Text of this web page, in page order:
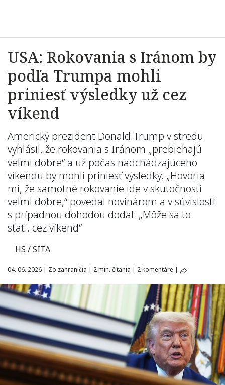
USA: Rokovania s Iránom by
podľa Trumpa mohli
priniesť výsledky už cez
víkend
Americký prezident Donald Trump v stredu
vyhlásil, že rokovania s Iránom „prebiehajú
veľmi dobre“ a už počas nadchádzajúceho
víkendu by mohli priniesť výsledky. „Hovoria
mi, že samotné rokovanie ide v skutočnosti
veľmi dobre,“ povedal novinárom a v súvislosti
s prípadnou dohodou dodal: „Môže sa to
stať…cez víkend“
HS / SITA
04. 06. 2026 | Zo zahraničia | 2 min. čítania | 2 komentáre |